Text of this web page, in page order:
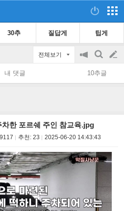
30추 질답게 팁게
전체보기
공
지
on/off
검
색
글
쓰
내 댓글 10추글
한 포르쉐 주인 참교육.jpg
9117 추천: 23 2025-06-20 14:43:43